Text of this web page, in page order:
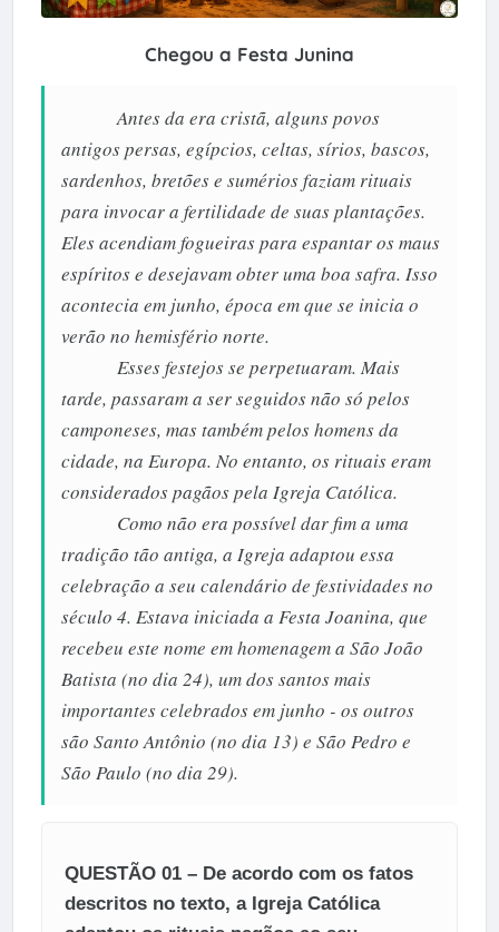
Chegou a Festa Junina
Antes da era cristã, alguns povos
antigos persas, egípcios, celtas, sírios, bascos,
sardenhos, bretões e sumérios faziam rituais
para invocar a fertilidade de suas plantações.
Eles acendiam fogueiras para espantar os maus
espíritos e desejavam obter uma boa safra. Isso
acontecia em junho, época em que se inicia o
verão no hemisfério norte.
Esses festejos se perpetuaram. Mais
tarde, passaram a ser seguidos não só pelos
camponeses, mas também pelos homens da
cidade, na Europa. No entanto, os rituais eram
considerados pagãos pela Igreja Católica.
Como não era possível dar fim a uma
tradição tão antiga, a Igreja adaptou essa
celebração a seu calendário de festividades no
século 4. Estava iniciada a Festa Joanina, que
recebeu este nome em homenagem a São João
Batista (no dia 24), um dos santos mais
importantes celebrados em junho - os outros
são Santo Antônio (no dia 13) e São Pedro e
São Paulo (no dia 29).
QUESTÃO 01 – De acordo com os fatos
descritos no texto, a Igreja Católica